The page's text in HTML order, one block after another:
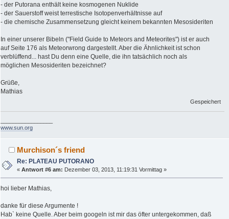
- der Putorana enthält keine kosmogenen Nuklide
- der Sauerstoff weist terrestische Isotopenverhältnisse auf
- die chemische Zusammensetzung gleicht keinem bekannten Mesosideriten
In einer unserer Bibeln ("Field Guide to Meteors and Meteorites") ist er auch
auf Seite 176 als Meteorwrong dargestellt. Aber die Ähnlichkeit ist schon
verblüffend... hast Du denn eine Quelle, die ihn tatsächlich noch als
möglichen Mesosideriten bezeichnet?
Grüße,
Mathias
Gespeichert
www.sun.org
Murchison´s friend
Re: PLATEAU PUTORANO
«Antwort #6 am: Dezember 03, 2013, 11:19:31 Vormittag »
hoi lieber Mathias,
danke für diese Argumente !
Hab` keine Quelle. Aber beim googeln ist mir das öfter untergekommen, daß